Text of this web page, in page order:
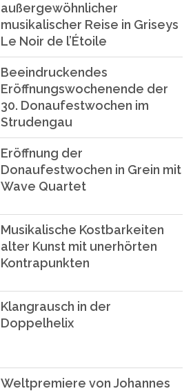
außergewöhnlicher
musikalischer Reise in Griseys
Le Noir de l’Étoile
Beeindruckendes
Eröffnungswochenende der
30. Donaufestwochen im
Strudengau
Eröffnung der
Donaufestwochen in Grein mit
Wave Quartet
Musikalische Kostbarkeiten
alter Kunst mit unerhörten
Kontrapunkten
Klangrausch in der
Doppelhelix
Weltpremiere von Johannes